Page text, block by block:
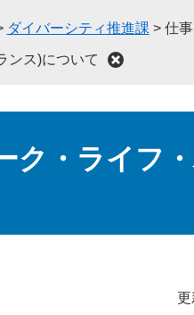
ダイバーシティ推進課 > 仕
ンス)について
ク・ライフ
更